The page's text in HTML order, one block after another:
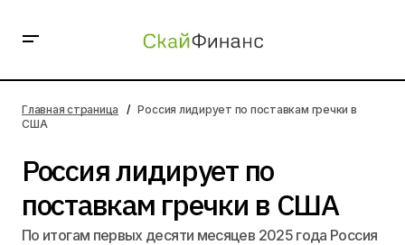
Главная страница
Россия лидирует по поставкам гречки в
США
Россия лидирует по
поставкам гречки в США
По итогам первых десяти месяцев 2025 года Россия